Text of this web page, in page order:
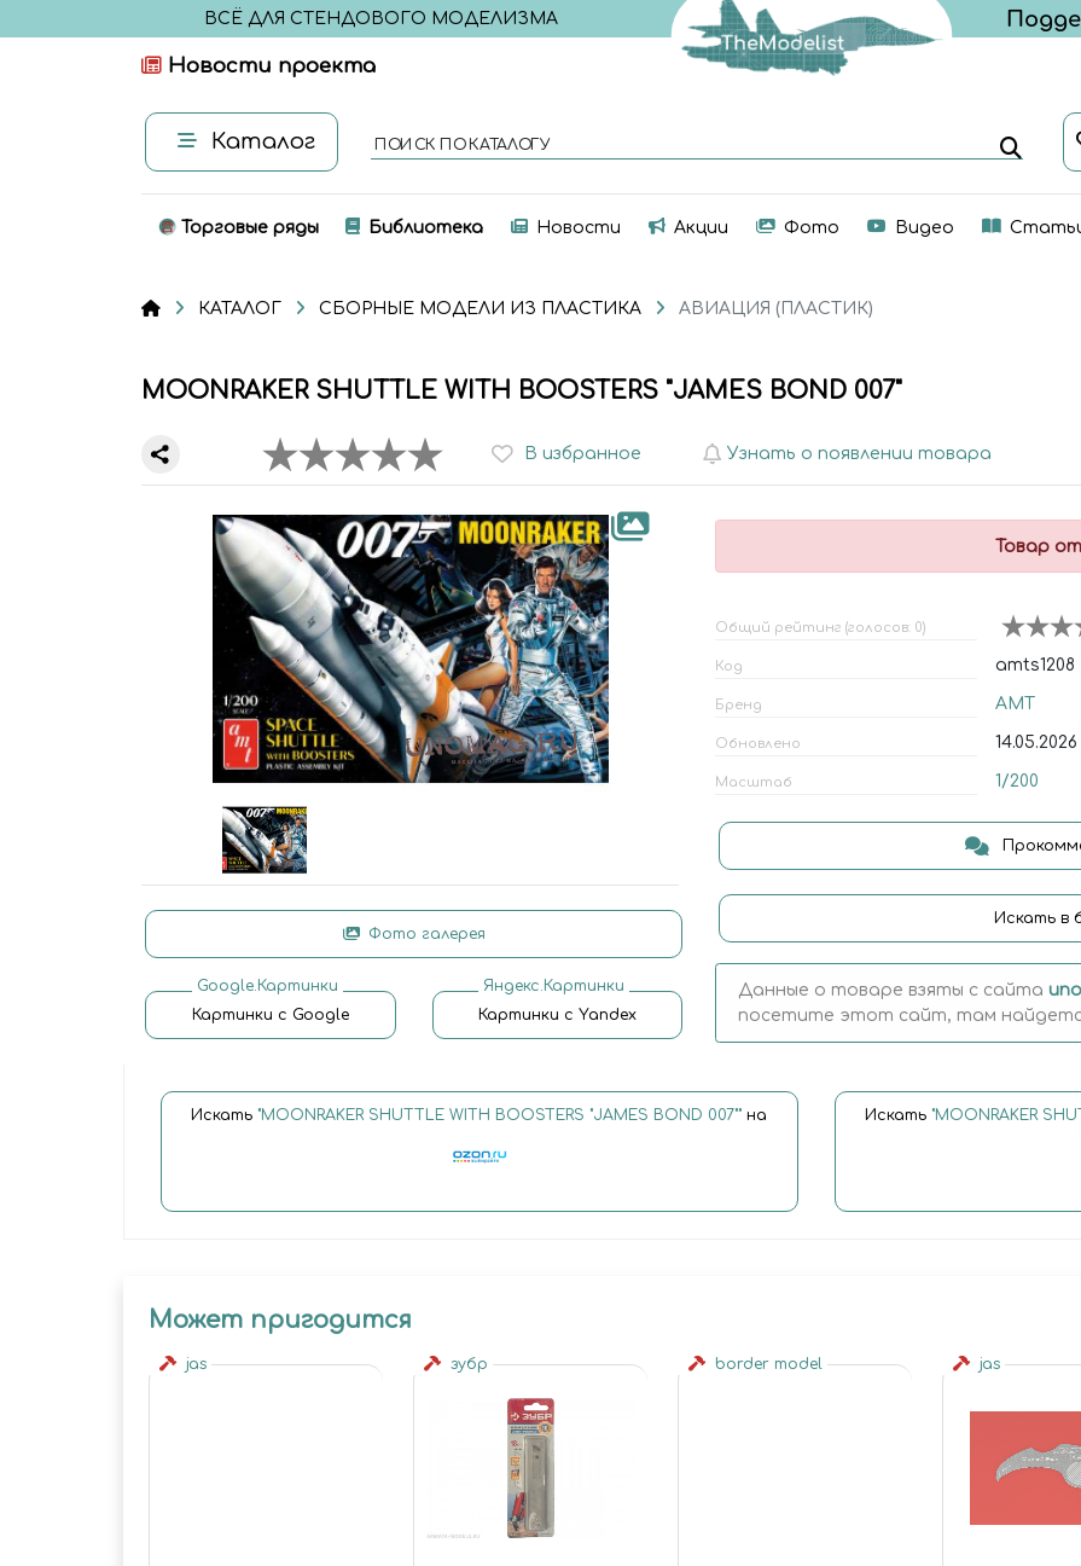
ВСЁ ДЛЯ СТЕНДОВОГО МОДЕЛИЗМА
Новости проекта
Каталог ПОИСК ПО КАТАЛОГУ
Торговые ряды Библиотека Новости Акции Фото Видео
КАТАЛОГ СБОРНЫЕ МОДЕЛИ ИЗ ПЛАСТИКА АВИАЦИЯ (ПЛАСТИК)
MOONRAKER SHUTTLE WITH BOOSTERS "JAMES BOND 007"
В избранное Узнать о появлении товара
Фото галерея
Google.Картинки
Картинки с Google
Яндекс.Картинки
Картинки с Yandex
Товар
Общий рейтинг (голосов: 0)
Код amts1208
Бренд AMT
Обновлено 14.05.2026
Масштаб 1/200
Искать в
Данные о товаре взяты с сайта
посетите этот сайт, там
Искать "MOONRAKER SHUTTLE WITH BOOSTERS "JAMES BOND 007"" на Искать "MOONRAKER
Может пригодится
jas зубр border model jas